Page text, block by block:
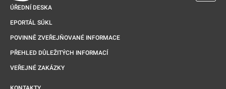
ÚŘEDNÍ DESKA
EPORTÁL SÚKL
POVINNĚ ZVEŘEJŇOVANÉ INFORMACE
PŘEHLED DŮLEŽITÝCH INFORMACÍ
VEŘEJNÉ ZAKÁZKY